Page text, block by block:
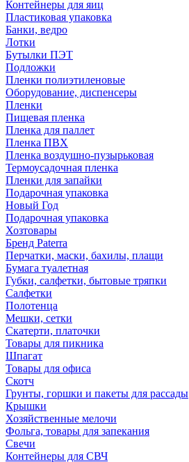
Контейнеры для яиц
Пластиковая упаковка
Банки, ведро
Лотки
Бутылки ПЭТ
Подложки
Пленки полиэтиленовые
Оборудование, диспенсеры
Пленки
Пищевая пленка
Пленка для паллет
Пленка ПВХ
Пленка воздушно-пузырьковая
Термоусадочная пленка
Пленки для запайки
Подарочная упаковка
Новый Год
Подарочная упаковка
Хозтовары
Бренд Paterra
Перчатки, маски, бахилы, плащи
Бумага туалетная
Губки, салфетки, бытовые тряпки
Салфетки
Полотенца
Мешки, сетки
Скатерти, платочки
Товары для пикника
Шпагат
Товары для офиса
Скотч
Грунты, горшки и пакеты для рассады
Крышки
Хозяйственные мелочи
Фольга, товары для запекания
Свечи
Контейнеры для СВЧ